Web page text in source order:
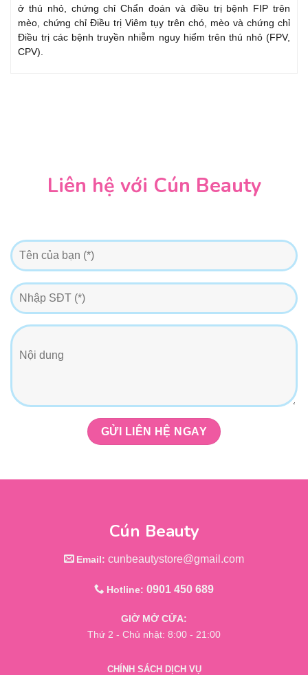
ở thú nhỏ, chứng chỉ Chẩn đoán và điều trị bệnh FIP trên
mèo, chứng chỉ Điều trị Viêm tụy trên chó, mèo và chứng chỉ
Điều trị các bệnh truyền nhiễm nguy hiểm trên thú nhỏ (FPV,
CPV).
Liên hệ với Cún Beauty
Cún Beauty
Email: cunbeautystore@gmail.com
Hotline: 0901 450 689
GIỜ MỞ CỬA:
Thứ 2 - Chủ nhật: 8:00 - 21:00
CHÍNH SÁCH DỊCH VỤ